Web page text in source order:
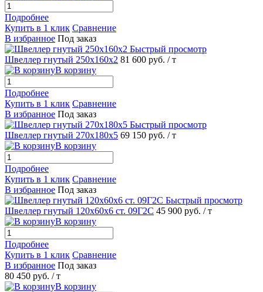
Подробнее
Купить в 1 клик Сравнение
В избранное Под заказ
Быстрый просмотр
Швеллер гнутый 250х160х2 81 600 руб. / т
В корзину
Подробнее
Купить в 1 клик Сравнение
В избранное Под заказ
Быстрый просмотр
Швеллер гнутый 270х180х5 69 150 руб. / т
В корзину
Подробнее
Купить в 1 клик Сравнение
В избранное Под заказ
Быстрый просмотр
Швеллер гнутый 120х60х6 ст. 09Г2С 45 900 руб. / т
В корзину
Подробнее
Купить в 1 клик Сравнение
В избранное Под заказ
80 450 руб. / т
В корзину